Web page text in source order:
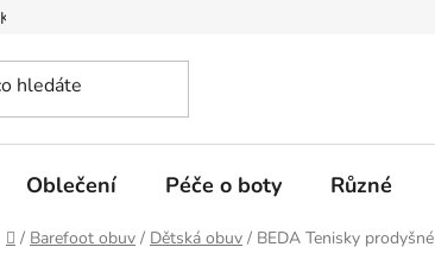
Kontakty na prodejny
Oblečení Péče o boty Různé
Domů
/ Barefoot obuv / Dětská obuv / BEDA Tenisky